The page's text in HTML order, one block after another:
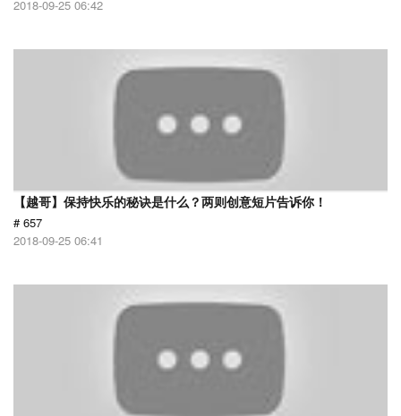
2018-09-25 06:42
【越哥】保持快乐的秘诀是什么？两则创意短片告诉你！
# 657
2018-09-25 06:41